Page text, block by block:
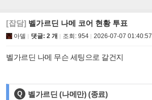
[잡담] 벨가르딘 나메 코어 현황 투표
아델 댓글: 2 개 조회: 954 2026-07-07 01:40:57
벨가르딘 나메 무슨 세팅으로 갈건지
Q
제
벨가르딘 (나메만) (종료)